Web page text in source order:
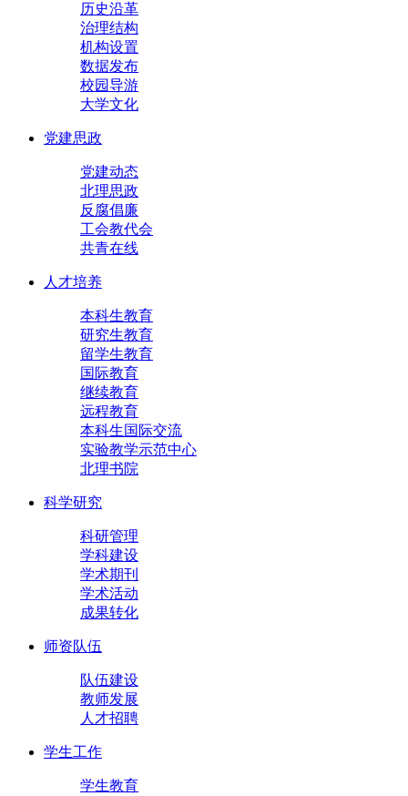
历史沿革
治理结构
机构设置
数据发布
校园导游
大学文化
党建思政
党建动态
北理思政
反腐倡廉
工会教代会
共青在线
人才培养
本科生教育
研究生教育
留学生教育
国际教育
继续教育
远程教育
本科生国际交流
实验教学示范中心
北理书院
科学研究
科研管理
学科建设
学术期刊
学术活动
成果转化
师资队伍
队伍建设
教师发展
人才招聘
学生工作
学生教育